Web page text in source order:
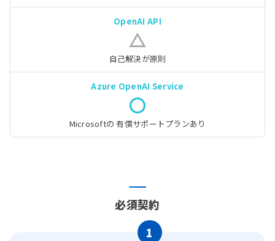
自己解決が原則
Microsoftの 有償サポートプランあり
必須契約
1